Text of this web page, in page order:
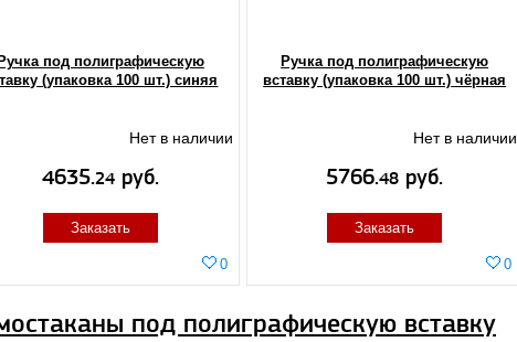
под полиграфическую
(упаковка 100 шт.) синяя
Нет в наличии
0
4635.24руб.
Заказать
Ручка под полиграфическую
вставку (упаковка 100 шт.) чёрная
Нет в наличии
0
5766.48 руб.
Заказать
под полиграфическую вставку